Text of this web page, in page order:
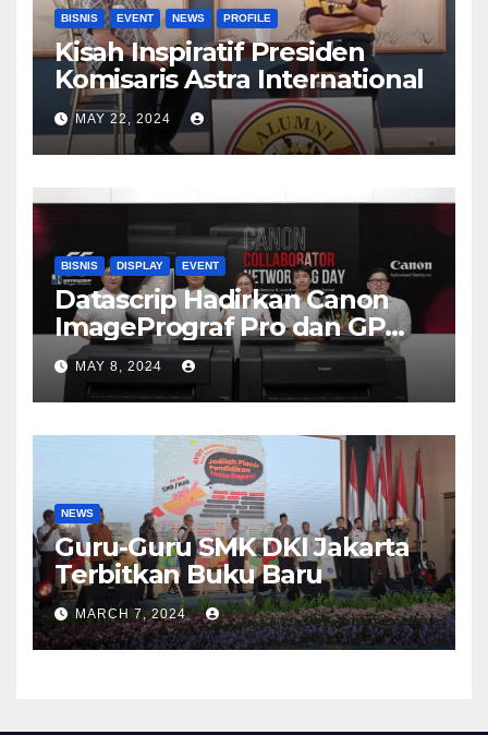
BISNIS EVENT NEWS PROFILE
Kisah Inspiratif Presiden
Komisaris Astra International
MAY 22, 2024
BISNIS DISPLAY EVENT
Datascrip Hadirkan Canon
ImagePrograf Pro dan GP
Series
MAY 8, 2024
NEWS
Guru-Guru SMK DKI Jakarta
Terbitkan Buku Baru
MARCH 7, 2024